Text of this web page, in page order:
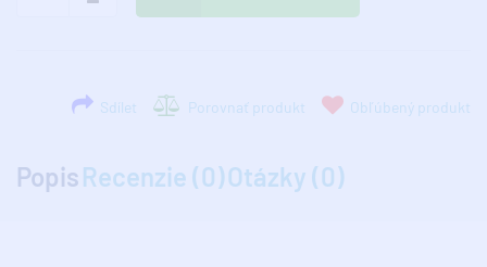
Sdílet Porovnať produkt Obľúbený produkt
PopisRecenzie (0)Otázky (0)